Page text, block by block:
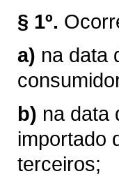
§ 1º.
a) na data
b) na data
importado
terceiros;